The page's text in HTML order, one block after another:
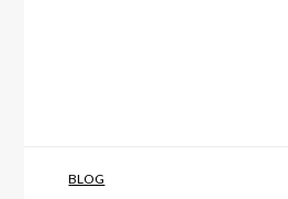
BLOG